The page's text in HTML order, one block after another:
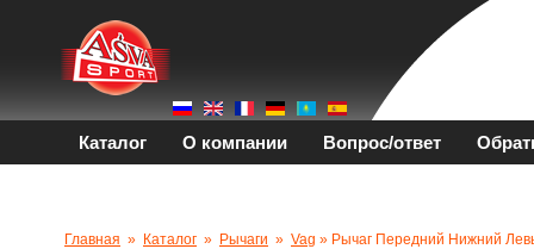
Каталог О компании Вопрос/ответ
Главная » Каталог » Рычаги » Vag » Рычаг Передний Нижний